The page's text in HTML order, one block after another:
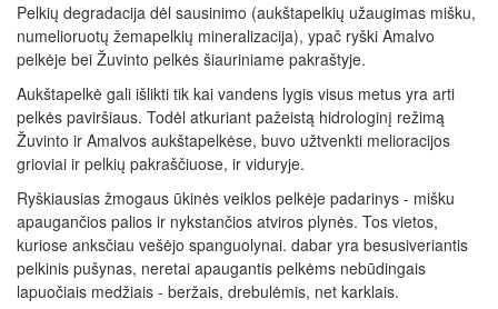
Pelkių degradacija dėl sausinimo (aukštapelkių užaugimas mišku,
numelioruotų žemapelkių mineralizacija), ypač ryški Amalvo
pelkėje bei Žuvinto pelkės šiauriniame pakraštyje.
Aukštapelkė gali išlikti tik kai vandens lygis visus metus yra arti
pelkės paviršiaus. Todėl atkuriant pažeistą hidrologinį režimą
Žuvinto ir Amalvos aukštapelkėse, buvo užtvenkti melioracijos
grioviai ir pelkių pakraščiuose, ir viduryje.
Ryškiausias žmogaus ūkinės veiklos pelkėje padarinys - mišku
apaugančios palios ir nykstančios atviros plynės. Tos vietos,
kuriose anksčiau vešėjo spanguolynai. dabar yra besusiveriantis
pelkinis pušynas, neretai apaugantis pelkėms nebūdingais
lapuočiais medžiais - beržais, drebulėmis, net karklais.